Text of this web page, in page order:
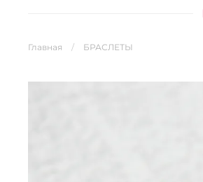
Главная БРАСЛЕТЫ